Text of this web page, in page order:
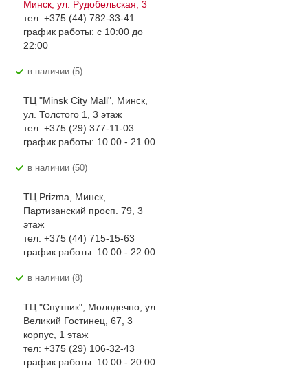
Минск, ул. Рудобельская, 3
тел: +375 (44) 782-33-41
график работы: с 10:00 до
22:00
В наличии (5)
ТЦ "Minsk City Mall", Минск,
ул. Толстого 1, 3 этаж
тел: +375 (29) 377-11-03
график работы: 10.00 - 21.00
В наличии (50)
ТЦ Prizma, Минск,
Партизанский просп. 79, 3
этаж
тел: +375 (44) 715-15-63
график работы: 10.00 - 22.00
В наличии (8)
ТЦ "Спутник", Молодечно, ул.
Великий Гостинец, 67, 3
корпус, 1 этаж
тел: +375 (29) 106-32-43
график работы: 10.00 - 20.00